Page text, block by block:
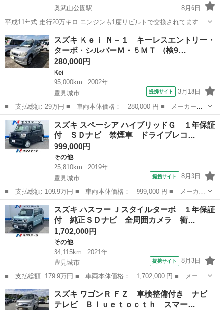
奥武山公園駅
8月6日
平成11年式 走行20万キロ エンジンも1度リビルトで交換されてます 車
検２年付き 外装内装年式の割に綺麗な方かと クーラー問題ないです
古い車です現車確認お願いします🙇‍♂️ 現状販売です 名義変更します 現
金でお願...
沖縄 豊見城市 奥武山公園駅 ジムニー
スズキ Ｋｅｉ Ｎ－１ キーレスエントリー・
ターボ・シルバーＭ・５ＭＴ （検9…
280,000円
Kei
95,000km
2002年
豊見城市
提携サイト 3月18日
■ 支払総額: 29万円 ■ 車両本体価格： 280,000 円 ■ メーカー
名： スズキ ■ 車種名： Ｋｅｉ ■ グレード名： Ｎ－１ キー
レスエントリー・ターボ・シルバーＭ・５ＭＴ ■ 排気量： 660cc
■ ドア...
沖縄 豊見城市
スズキ スペーシア ハイブリッドＧ １年保証
付 ＳＤナビ 禁煙車 ドライブレコ…
999,000円
その他
25,810km
2019年
豊見城市
提携サイト 8月3日
■ 支払総額: 109.9万円 ■ 車両本体価格： 999,000 円 ■ メーカー
名： スズキ ■ 車種名： スペーシア ■ グレード名： ハイブリ
ッドＧ １年保証付 ＳＤナビ 禁煙車 ドライブレコーダー スマ
ートキー ...
沖縄 豊見城市 その他
スズキ ハスラー Ｊスタイルターボ １年保証
付 純正ＳＤナビ 全周囲カメラ 衝…
1,702,000円
その他
34,115km
2021年
豊見城市
提携サイト 8月3日
■ 支払総額: 179.9万円 ■ 車両本体価格： 1,702,000 円 ■ メーカ
ー名： スズキ ■ 車種名： ハスラー ■ グレード名： Ｊスタイ
ルターボ １年保証付 純正ＳＤナビ 全周囲カメラ 衝突被害軽減
システム...
沖縄 豊見城市 その他
スズキ ワゴンＲ ＦＺ 車検整備付き ナビ
テレビ Ｂｌｕｅｔｏｏｔｈ スマー…